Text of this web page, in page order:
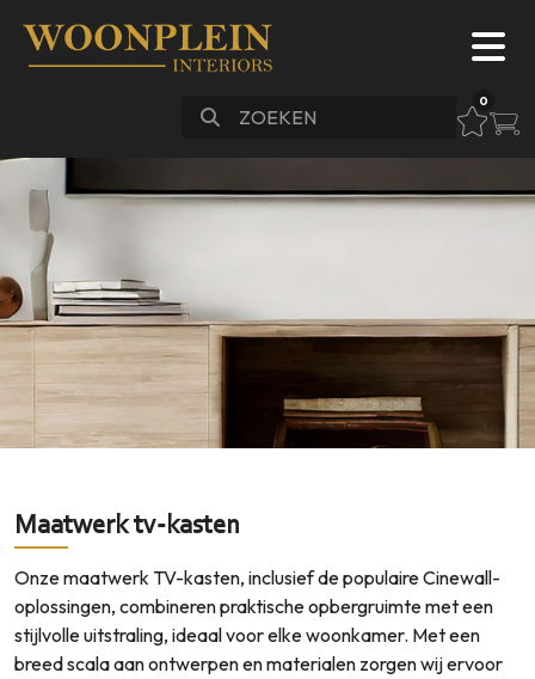
0
Slapen
Stoelen
Vloeren
Verlichting
Accessoires
Maatwerk
Sale
FAQ
Contact
Klantenservice
Inloggen
Bel ons: 0592 227 015
Maatwerk tv-kasten
Onze maatwerk TV-kasten, inclusief de populaire Cinewall-
oplossingen, combineren praktische opbergruimte met een
stijlvolle uitstraling, ideaal voor elke woonkamer. Met een
breed scala aan ontwerpen en materialen zorgen wij ervoor